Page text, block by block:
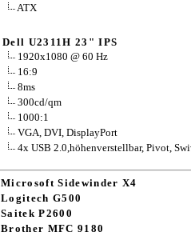
ATX
Dell U2311H 23" IPS
1920x1080 @ 60 Hz
16:9
8ms
300cd/qm
1000:1
VGA, DVI, DisplayPort
4x USB 2.0,höhenverstellbar, Pivot,
Microsoft Sidewinder X4
Logitech G500
Saitek P2600
Brother MFC 9180